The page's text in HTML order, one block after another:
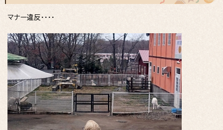
マナー違反・・・・